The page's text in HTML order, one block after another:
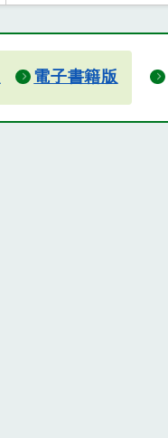
電子書籍版